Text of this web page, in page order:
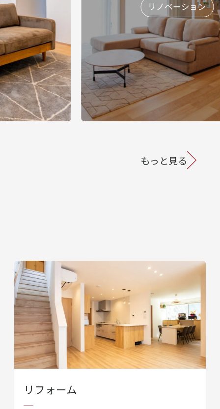
リノベーション
もっと見る
リフォーム